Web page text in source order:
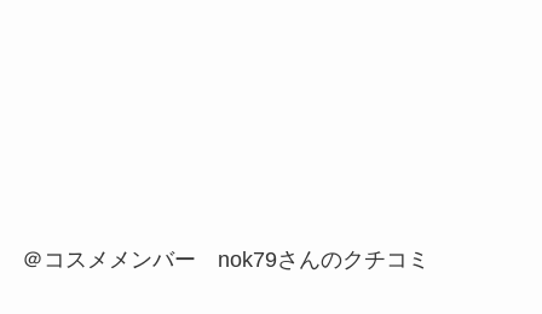
＠コスメメンバー nok79さんのクチコミ